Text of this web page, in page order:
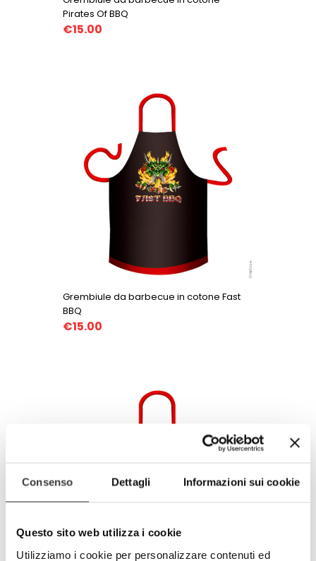
Consenso Dettagli Informazioni sui cookie
Questo sito web utilizza i cookie
Utilizziamo i cookie per personalizzare contenuti ed
Pirates Of BBQ
€15.00
Grembiule da barbecue in cotone Fast
BBQ
€15.00